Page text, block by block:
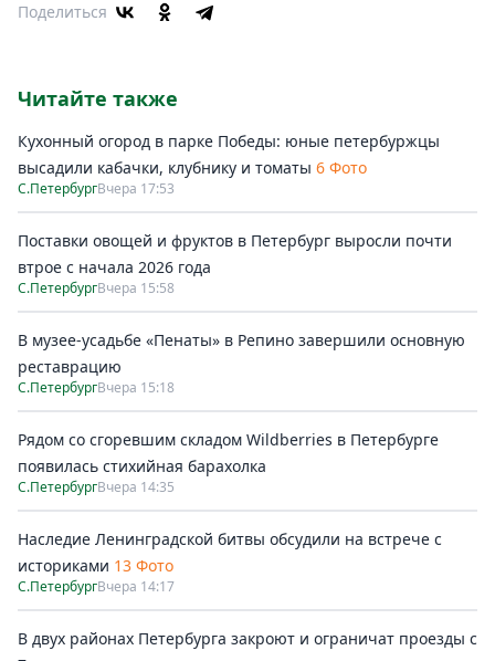
Поделиться
Читайте также
Кухонный огород в парке Победы: юные петербуржцы
высадили кабачки, клубнику и томаты 6 Фото
С.ПетербургВчера 17:53
Поставки овощей и фруктов в Петербург выросли почти
втрое с начала 2026 года
С.ПетербургВчера 15:58
В музее-усадьбе «Пенаты» в Репино завершили основную
реставрацию
С.ПетербургВчера 15:18
Рядом со сгоревшим складом Wildberries в Петербурге
появилась стихийная барахолка
С.ПетербургВчера 14:35
Наследие Ленинградской битвы обсудили на встрече с
историками 13 Фото
С.ПетербургВчера 14:17
В двух районах Петербурга закроют и ограничат проезды с